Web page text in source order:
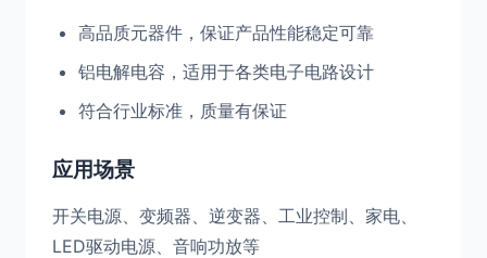
高品质元器件，保证产品性能稳定可靠
铝电解电容，适用于各类电子电路设计
符合行业标准，质量有保证
应用场景
开关电源、变频器、逆变器、工业控制、家电、
LED驱动电源、音响功放等